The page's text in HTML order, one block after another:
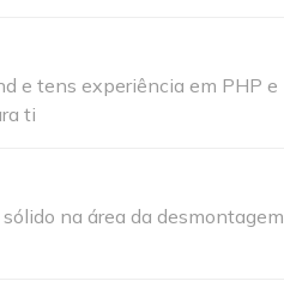
e tens experiência em PHP e
ti
na área da desmontagem